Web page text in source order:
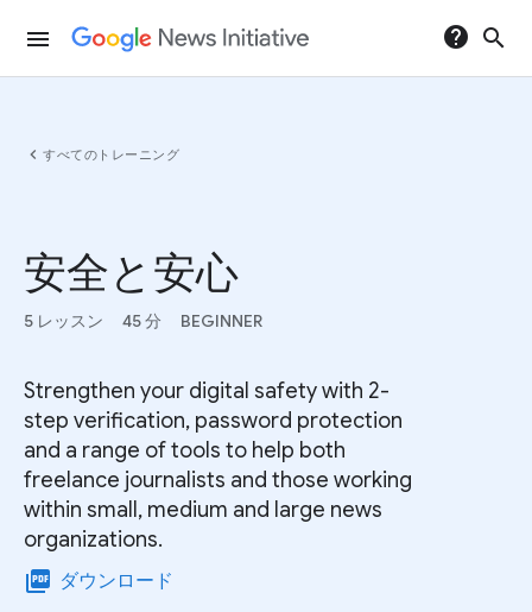
menu help search
chevron_left すべてのトレーニング
安全と安心
5 レッスン 45 分 BEGINNER
Strengthen your digital safety with 2-
step verification, password protection
and a range of tools to help both
freelance journalists and those working
within small, medium and large news
organizations.
picture_as_pdf ダウンロード